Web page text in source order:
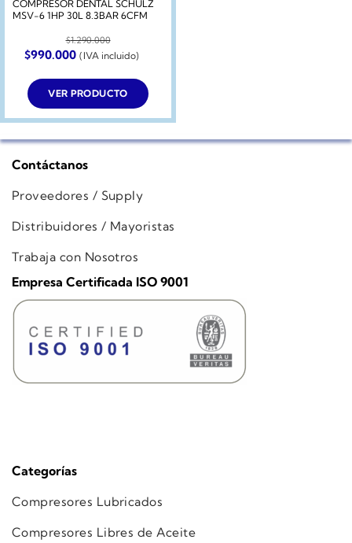
COMPRESOR DENTAL SCHULZ
MSV-6 1HP 30L 8.3BAR 6CFM
$1.290.000
El
precio
original
era:
$1.290.000.
$990.000El
precio
actual
es:
$990.000.
(IVA incluido)
VER PRODUCTO
Categorías
Compresores Lubricados
Compresores Libres de Aceite
Contáctanos
Proveedores / Supply
Distribuidores / Mayoristas
Trabaja con Nosotros
Empresa Certificada ISO 9001